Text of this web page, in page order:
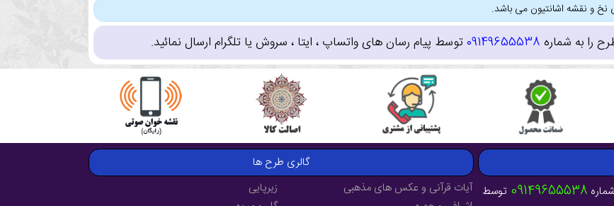
نخ و نقشه اشانتیون می باشد.
را به شماره 09149655538توسط پیام رسان های واتساپ ، ایتا ، سروش یا تلگرام ارسال نمائید.
09149655538 توسط
گالری طرح ها
آیات قرآنی و عکس های مذهبی
زیرپایی